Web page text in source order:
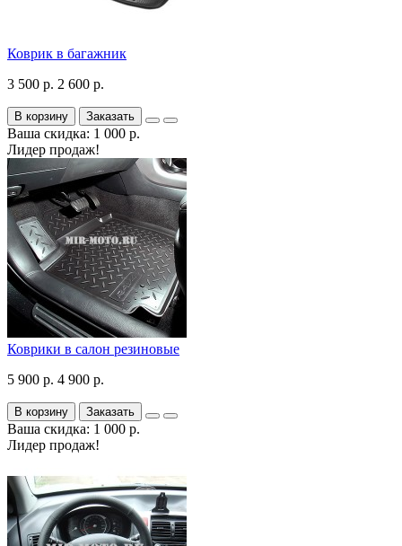
Коврик в багажник
3 500 р. 2 600 р.
В корзину Заказать
Ваша скидка: 1 000 р.
Лидер продаж!
Коврики в салон резиновые
5 900 р. 4 900 р.
В корзину Заказать
Ваша скидка: 1 000 р.
Лидер продаж!